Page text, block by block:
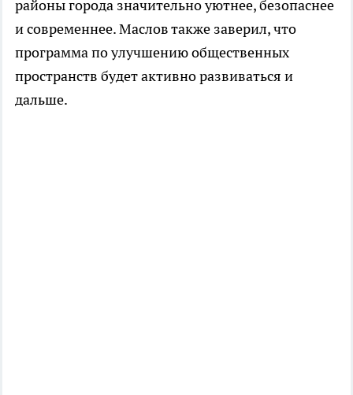
районы города значительно уютнее, безопаснее
и современнее. Маслов также заверил, что
программа по улучшению общественных
пространств будет активно развиваться и
дальше.